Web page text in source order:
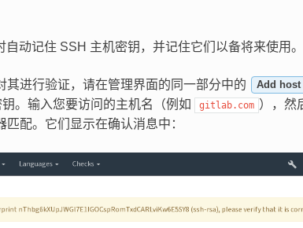
动记住 SSH 主机密钥，并记住它们以备将来使用。
其进行验证，请在管理界面的同一部分中的 Add host
。输入您要访问的主机名（例如
gitlab.com ），然
配。它们显示在确认消息中：